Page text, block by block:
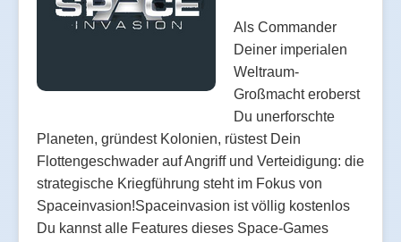
Als Commander
Deiner imperialen
Weltraum-
Großmacht eroberst
Du unerforschte
Planeten, gründest Kolonien, rüstest Dein
Flottengeschwader auf Angriff und Verteidigung: die
strategische Kriegführung steht im Fokus von
Spaceinvasion!Spaceinvasion ist völlig kostenlos
Du kannst alle Features dieses Space-Games